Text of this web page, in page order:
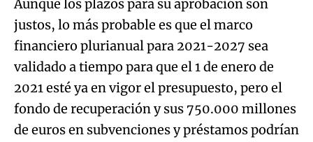
Aunque los plazos para su aprobación son
justos, lo más probable es que el marco
financiero plurianual para 2021-2027 sea
validado a tiempo para que el 1 de enero de
2021 esté ya en vigor el presupuesto, pero el
fondo de recuperación y sus 750.000 millones
de euros en subvenciones y préstamos podrían